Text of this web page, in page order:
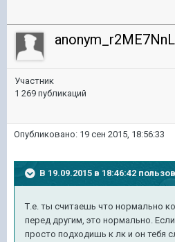
Участник
1 269 публикаций
Опубликовано: 19 сен 2015, 18:56:33
В 19.09.2015 в 18:46:42
Т.е. ты считаешь что нормально
перед другим, это нормально.
просто подходишь к лк и он тебя